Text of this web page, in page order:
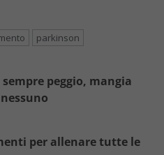
parkinson
peggio, mangia
per allenare tutte le